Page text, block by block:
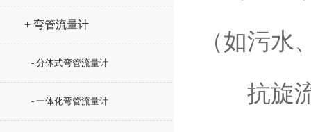
+ 弯管流量计
- 分体式弯管流量计
- 一体化弯管流量计
（如污水
抗旋流